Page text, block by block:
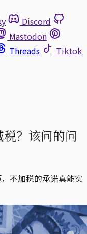
Discord
Mastodon
Threads
Tiktok
？该问的问
不加税的承诺真能实